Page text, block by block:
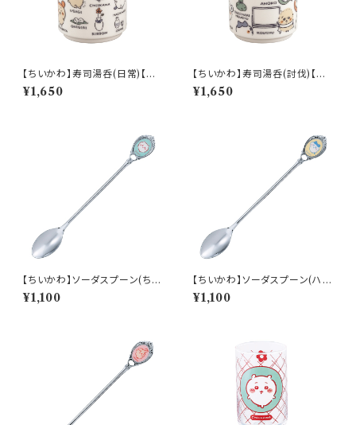
【ちいかわ】寿司湯呑(日常)【CK
W50】CKW51-327
¥1,650
【ちいかわ】寿司湯呑(討伐)【CK
W50】CKW52-327
¥1,650
【ちいかわ】ソーダスプーン(ちい
かわ)【CKW40】CKW41-850
¥1,100
【ちいかわ】ソーダスプーン(ハチ
ワレ)【CKW40】CKW42-850
¥1,100